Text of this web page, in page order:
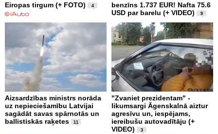
Eiropas tirgum (+ FOTO)
4
benzīns 1.737 EUR! Nafta 75.6
USD par barelu (+ VIDEO)
9
Aizsardzības ministrs norāda
uz nepieciešamību Latvijai
sagādāt savas spārnotās un
ballistiskās raķetes
11
"Zvaniet prezidentam" -
likumsargi Āgenskalnā aiztur
agresīvu un, iespējams,
iereibušu autovadītāju (+
VIDEO)
3